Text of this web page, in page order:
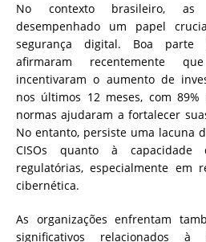
No contexto brasileiro, as
desempenhado um papel
segurança digital. Boa parte
afirmaram recentemente
incentivaram o aumento de
nos últimos 12 meses, com 89%
normas ajudaram a fortalecer
No entanto, persiste uma lacuna
CISOs quanto à capacidade
regulatórias, especialmente em
cibernética.
As organizações enfrentam
significativos relacionados à